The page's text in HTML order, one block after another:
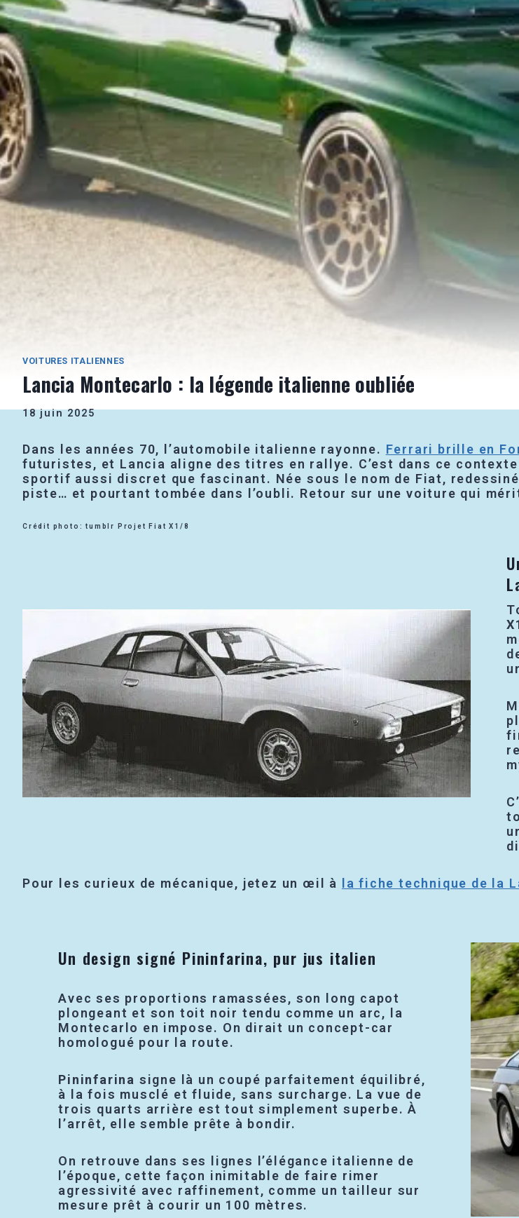
VOITURES ITALIENNES
Lancia Montecarlo : la légende italienne oubliée
18 juin 2025
Dans les années 70, l’automobile italienne rayonne. Ferrari brille en
futuristes, et Lancia aligne des titres en rallye. C’est dans ce
sportif aussi discret que fascinant. Née sous le nom de Fiat,
piste… et pourtant tombée dans l’oubli. Retour sur une voiture qui
Crédit photo: tumblr Projet Fiat X1/8
Pour les curieux de mécanique, jetez un œil à la fiche technique de la
Un design signé Pininfarina, pur jus italien
Avec ses proportions ramassées, son long capot
plongeant et son toit noir tendu comme un arc, la
Montecarlo en impose. On dirait un concept-car
homologué pour la route.
Pininfarina signe là un coupé parfaitement équilibré,
à la fois musclé et fluide, sans surcharge. La vue de
trois quarts arrière est tout simplement superbe. À
l’arrêt, elle semble prête à bondir.
On retrouve dans ses lignes l’élégance italienne de
l’époque, cette façon inimitable de faire rimer
agressivité avec raffinement, comme un tailleur sur
mesure prêt à courir un 100 mètres.